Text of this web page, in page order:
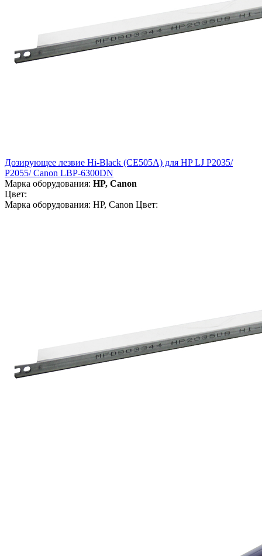
Дозирующее лезвие Hi-Black (CE505A) для HP LJ P2035/
P2055/ Canon LBP-6300DN
Марка оборудования: HP, Canon
Цвет:
Марка оборудования: HP, Canon Цвет: